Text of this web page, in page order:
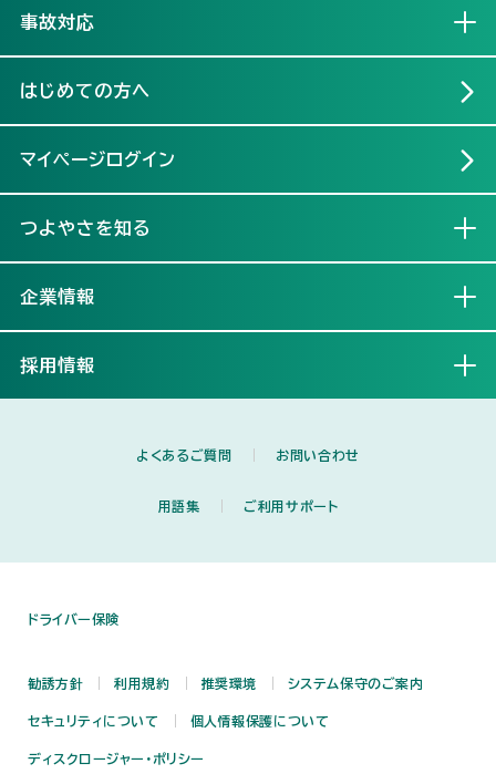
事故対応
はじめての方へ
マイページログイン
つよやさを知る
企業情報
採用情報
よくあるご質問 お問い合わせ
用語集 ご利用サポート
ドライバー保険
勧誘方針 利用規約 推奨環境 システム保守のご案内
セキュリティについて 個人情報保護について
ディスクロージャー・ポリシー